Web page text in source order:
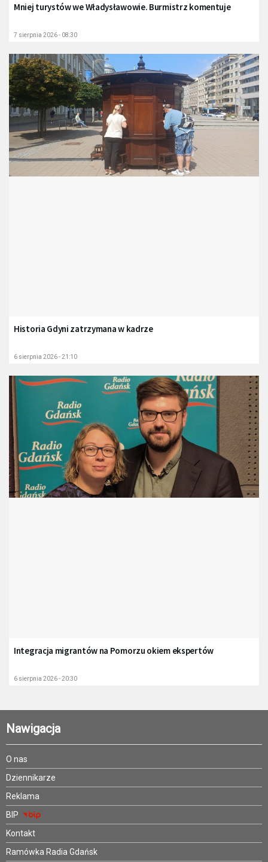
Mniej turystów we Władysławowie. Burmistrz komentuje
7 sierpnia 2026 - 08:30
Historia Gdyni zatrzymana w kadrze
6 sierpnia 2026 - 21:10
Integracja migrantów na Pomorzu okiem ekspertów
6 sierpnia 2026 - 20:30
Nawigacja
O nas
Dziennikarze
Reklama
BIP
Kontakt
Ramówka Radia Gdańsk